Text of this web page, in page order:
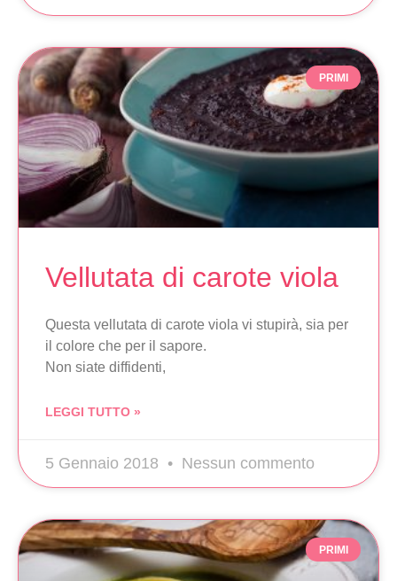
PRIMI
Vellutata di carote viola
Questa vellutata di carote viola vi stupirà, sia per
il colore che per il sapore.
Non siate diffidenti,
LEGGI TUTTO »
5 Gennaio 2018 Nessun commento
PRIMI